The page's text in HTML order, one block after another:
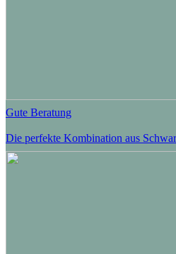
Gute Beratung
Die perfekte Kombination aus